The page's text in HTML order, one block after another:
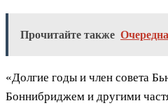
Прочитайте также
«Долгие годы и член совета
Боннибриджем и другими